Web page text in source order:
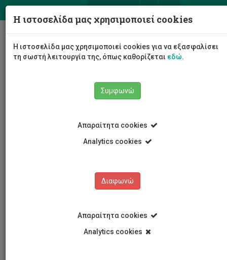
Η ιστοσελίδα μας χρησιμοποιεί cookies
Η ιστοσελίδα μας χρησιμοποιεί cookies για να εξασφαλίσει
τη σωστή λειτουργία της, όπως καθορίζεται εδώ.
Συμφωνώ
Απαραίτητα cookies
Analytics cookies
Διαφωνώ
Απαραίτητα cookies
Analytics cookies